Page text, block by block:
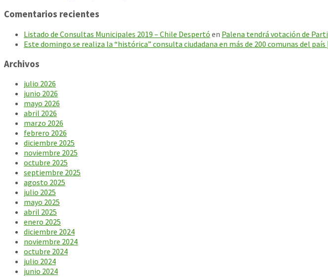
Comentarios recientes
Listado de Consultas Municipales 2019 – Chile Despertó en Palena tendrá votación de
Este domingo se realiza la “histórica” consulta ciudadana en más de 200 comunas del
Archivos
julio 2026
junio 2026
mayo 2026
abril 2026
marzo 2026
febrero 2026
diciembre 2025
noviembre 2025
octubre 2025
septiembre 2025
agosto 2025
julio 2025
mayo 2025
abril 2025
enero 2025
diciembre 2024
noviembre 2024
octubre 2024
julio 2024
junio 2024